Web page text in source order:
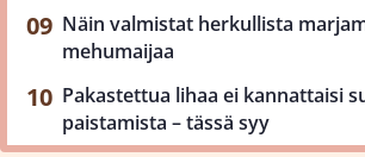
Näin valmistat herkullista
mehumaijaa
Pakastettua lihaa ei kannattaisi
paistamista – tässä syy